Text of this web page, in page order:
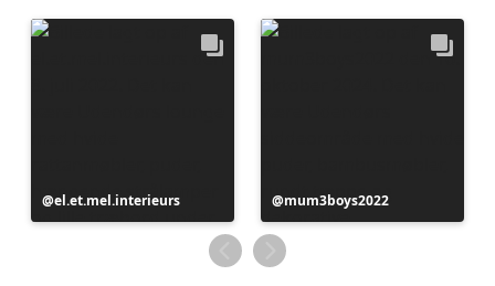
Opslag
offentliggjort
el.et.mel.interieurs
Opslag
offentliggjort
af
mum3boys2022